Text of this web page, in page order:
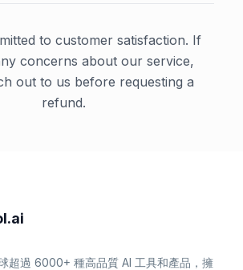
to customer satisfaction. If
concerns about our service,
out to us before requesting a
refund.
超過 6000+ 種高品質 AI 工具和產品，擁